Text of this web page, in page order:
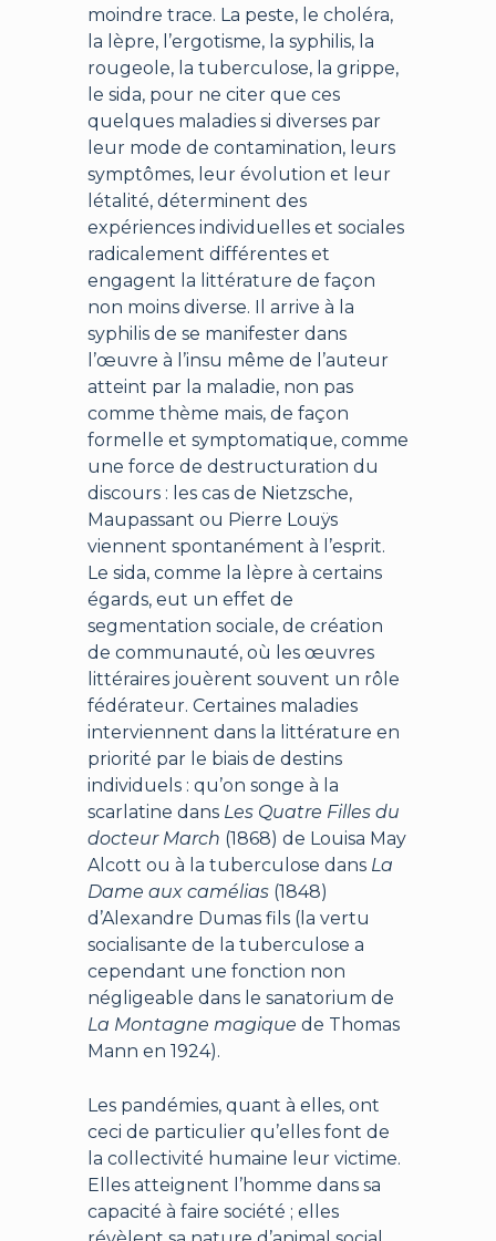
moindre trace. La peste, le choléra,
la lèpre, l’ergotisme, la syphilis, la
rougeole, la tuberculose, la grippe,
le sida, pour ne citer que ces
quelques maladies si diverses par
leur mode de contamination, leurs
symptômes, leur évolution et leur
létalité, déterminent des
expériences individuelles et sociales
radicalement différentes et
engagent la littérature de façon
non moins diverse. Il arrive à la
syphilis de se manifester dans
l’œuvre à l’insu même de l’auteur
atteint par la maladie, non pas
comme thème mais, de façon
formelle et symptomatique, comme
une force de destructuration du
discours : les cas de Nietzsche,
Maupassant ou Pierre Louÿs
viennent spontanément à l’esprit.
Le sida, comme la lèpre à certains
égards, eut un effet de
segmentation sociale, de création
de communauté, où les œuvres
littéraires jouèrent souvent un rôle
fédérateur. Certaines maladies
interviennent dans la littérature en
priorité par le biais de destins
individuels : qu’on songe à la
scarlatine dans Les Quatre Filles du
docteur March (1868) de Louisa May
Alcott ou à la tuberculose dans La
Dame aux camélias (1848)
d’Alexandre Dumas fils (la vertu
socialisante de la tuberculose a
cependant une fonction non
négligeable dans le sanatorium de
La Montagne magique de Thomas
Mann en 1924).
Les pandémies, quant à elles, ont
ceci de particulier qu’elles font de
la collectivité humaine leur victime.
Elles atteignent l’homme dans sa
capacité à faire société ; elles